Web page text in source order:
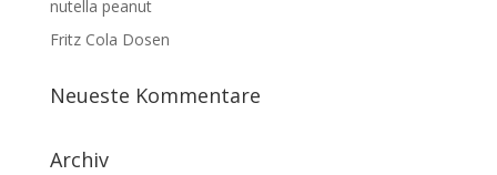
nutella peanut
Fritz Cola Dosen
Neueste Kommentare
Archiv